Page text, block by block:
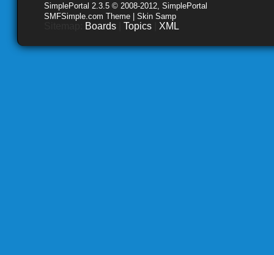
SimplePortal 2.3.5 © 2008-2012, SimplePortal
SMFSimple.com Theme | Skin Samp
Boards Topics XML